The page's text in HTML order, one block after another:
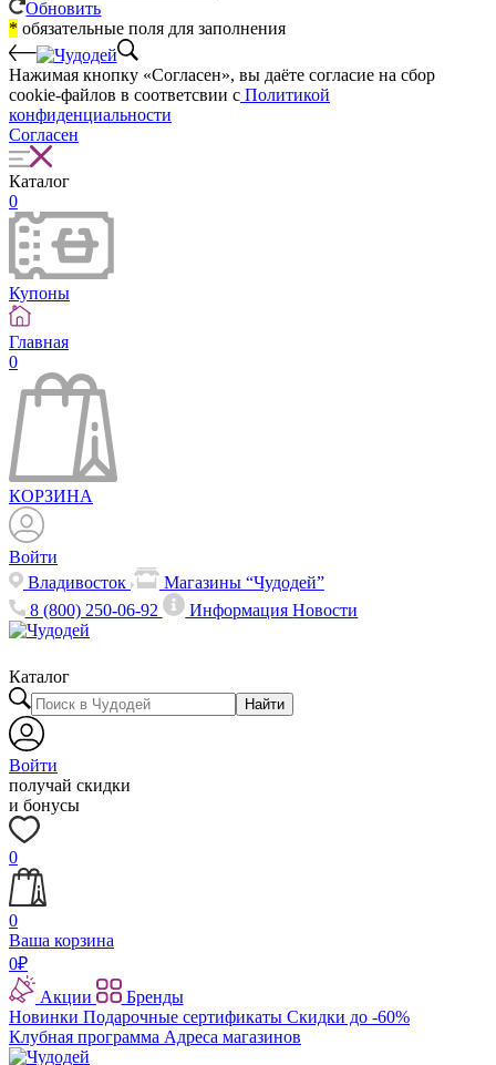
Обновить
* обязательные поля для заполнения
Нажимая кнопку «Согласен», вы даёте cогласие на сбор
cookie-файлов в соответсвии с Политикой
конфиденциальности
Согласен
Каталог
0
Купоны
Главная
0
КОРЗИНА
Войти
Владивосток
Магазины “Чудодей”
8 (800) 250-06-92
ИнформацияНовости
Каталог
Найти
Войти
получай скидки
и бонусы
0
0
Ваша корзина
0₽
Акции
Бренды
Новинки Подарочные сертификаты Скидки до -60%
Клубная программа Адреса магазинов